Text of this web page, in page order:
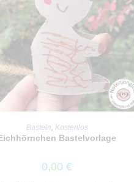
IN DEN WARENKORB
Basteln, Kostenlos
Bastelvorlage
0,00€